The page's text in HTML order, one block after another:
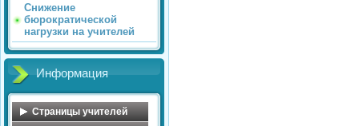
Снижение
бюрократической
нагрузки на учителей
Информация
Страницы учителей